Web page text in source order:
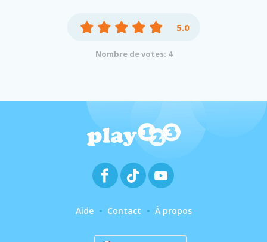
5.0
Nombre de votes: 4
Aide Contact À propos